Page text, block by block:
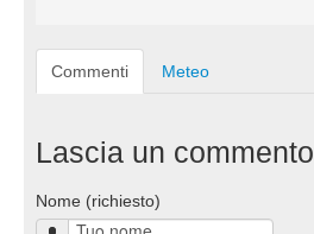
Commenti Meteo
Lascia un commento
Nome (richiesto)